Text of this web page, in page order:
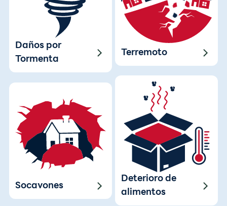
Daños por
Tormenta
Terremoto
Socavones
Deterioro de
alimentos